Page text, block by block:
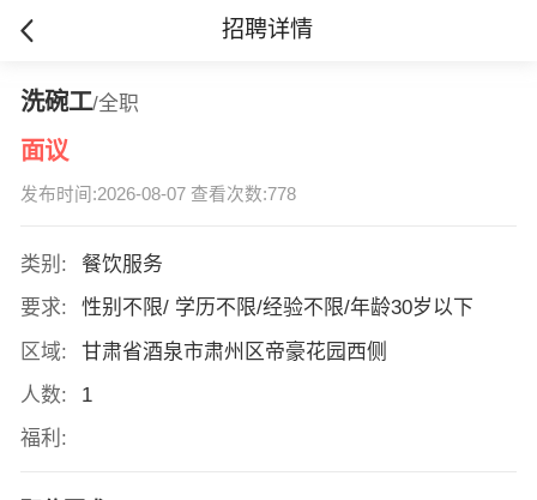
招聘详情
洗碗工/全职
面议
发布时间:2026-08-07 查看次数:778
类别:
餐饮服务
要求:
性别不限/ 学历不限/经验不限/年龄30岁以下
区域:
甘肃省酒泉市肃州区帝豪花园西侧
人数:
1
福利: